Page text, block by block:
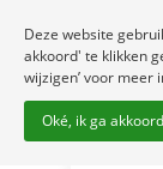
Deze website
akkoord' te klikken
wijzigen’ voor meer
Oké, ik ga akkoord